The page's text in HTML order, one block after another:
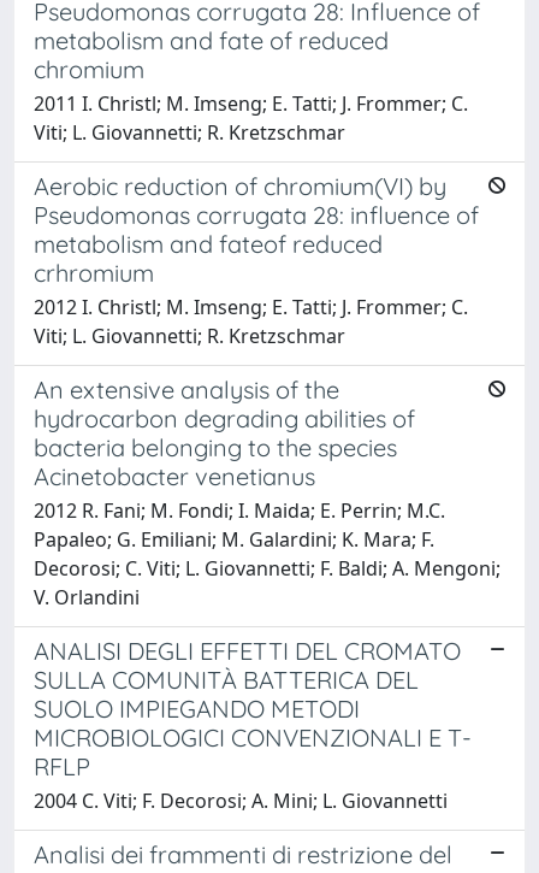
Pseudomonas corrugata 28: Influence of
metabolism and fate of reduced
chromium
2011 I. Christl; M. Imseng; E. Tatti; J. Frommer; C.
Viti; L. Giovannetti; R. Kretzschmar
Aerobic reduction of chromium(VI) by
Pseudomonas corrugata 28: influence of
metabolism and fateof reduced
crhromium
2012 I. Christl; M. Imseng; E. Tatti; J. Frommer; C.
Viti; L. Giovannetti; R. Kretzschmar
An extensive analysis of the
hydrocarbon degrading abilities of
bacteria belonging to the species
Acinetobacter venetianus
2012 R. Fani; M. Fondi; I. Maida; E. Perrin; M.C.
Papaleo; G. Emiliani; M. Galardini; K. Mara; F.
Decorosi; C. Viti; L. Giovannetti; F. Baldi; A. Mengoni;
V. Orlandini
ANALISI DEGLI EFFETTI DEL CROMATO
SULLA COMUNITÀ BATTERICA DEL
SUOLO IMPIEGANDO METODI
MICROBIOLOGICI CONVENZIONALI E T-
RFLP
2004 C. Viti; F. Decorosi; A. Mini; L. Giovannetti
Analisi dei frammenti di restrizione del